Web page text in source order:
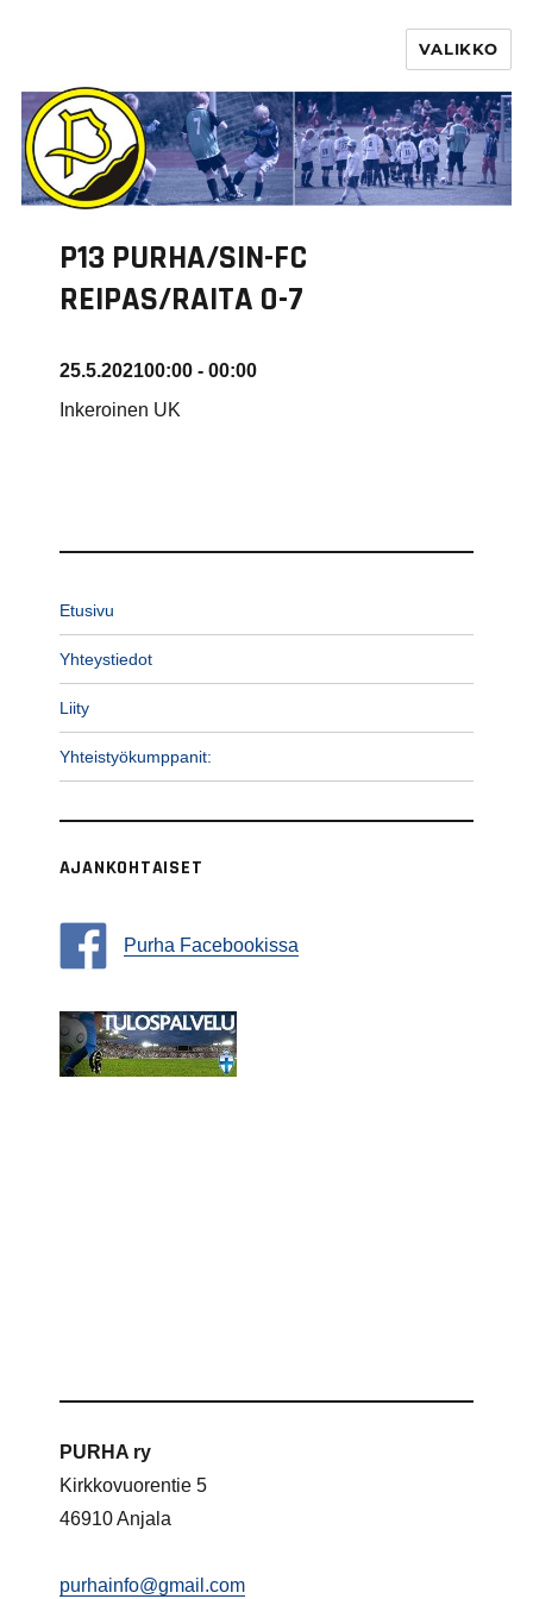
VALIKKO
P13 PURHA/SIN-FC
REIPAS/RAITA 0-7
25.5.202100:00 - 00:00
Inkeroinen UK
Etusivu
Yhteystiedot
Liity
Yhteistyökumppanit:
AJANKOHTAISET
Purha Facebookissa
PURHA ry
Kirkkovuorentie 5
46910 Anjala
purhainfo@gmail.com